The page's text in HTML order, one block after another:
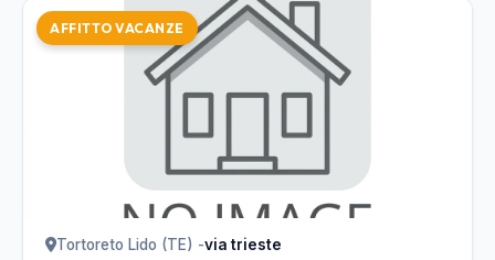
AFFITTO VACANZE
Tortoreto Lido (TE) -via trieste